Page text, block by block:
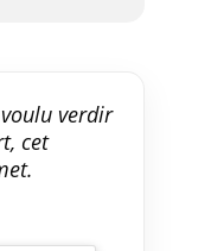
jour
de
verdir
cet